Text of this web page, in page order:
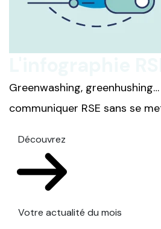
Greenwashing,
communiquer RSE sans se
Découvrez
Votre actualité du mois